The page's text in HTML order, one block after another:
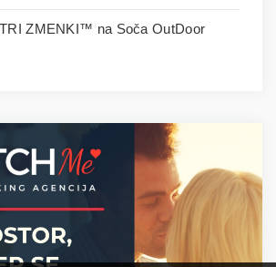
ZMENKI™ na Soča OutDoor